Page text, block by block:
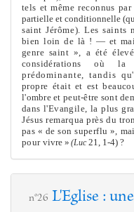
tels et même reconnus
partielle et conditionnelle
saint Jérôme). Les saints
bien loin de là ! — et
genre saint », a été
considérations oùla
prédominante, tandis
propre était et est
l'ombre et peut-être sont de
dans l'Evangile, la plus
Jésus remarqua près du
pas « de son superflu »,
pour vivre »(Luc21, 1-4) ?
n°26 L'Eglise :